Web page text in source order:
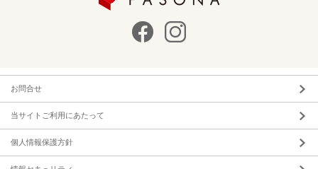
お問合せ
当サイトご利用にあたって
個人情報保護方針